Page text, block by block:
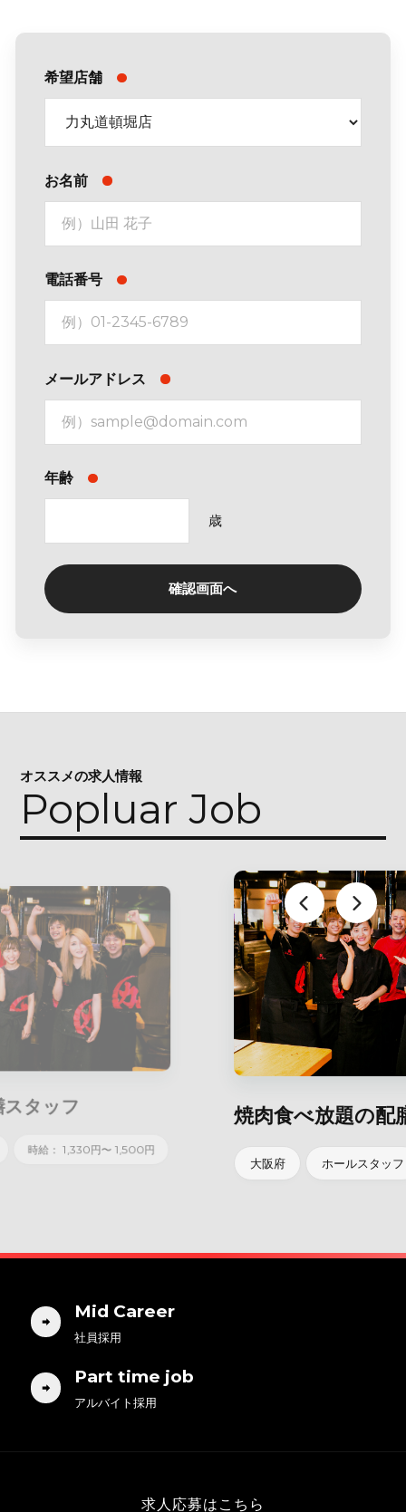
希望店舗
お名前
電話番号
メールアドレス
年齢
歳
オススメの求人情報
Popluar Job
焼肉食べ放題の配膳スタッフ
時給： 1,330円〜 1,500円
Mid Career
社員採用
Part time job
アルバイト採用
求人応募はこちら